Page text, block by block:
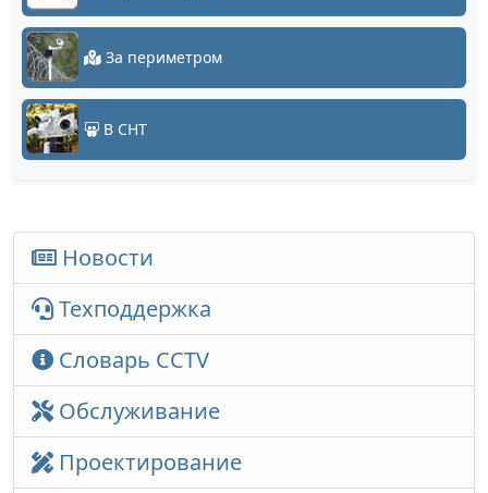
За периметром
В СНТ
Новости
Техподдержка
Словарь CCTV
Обслуживание
Проектирование